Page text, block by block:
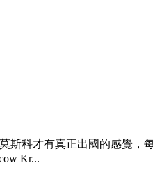
科才有真正出國的感覺，
Kr...